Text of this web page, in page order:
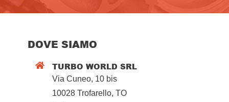
DOVE SIAMO
 TURBO WORLD SRL
Via Cuneo, 10 bis
10028 Trofarello, TO